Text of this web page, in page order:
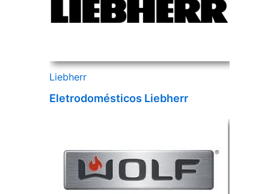
Liebherr
Eletrodomésticos Liebherr